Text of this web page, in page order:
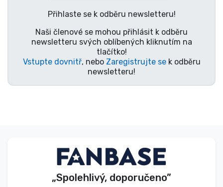
Přihlaste se k odběru newsletteru!
Naši členové se mohou přihlásit k odběru
newsletteru svých oblíbených kliknutím na
tlačítko!
Vstupte dovnitř, nebo Zaregistrujte sek odběru
newsletteru!
„Spolehlivý, doporučeno”
Značky